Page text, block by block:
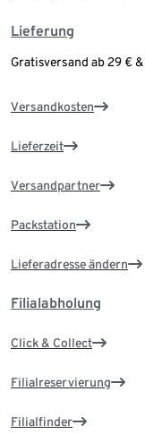
Lieferung
Gratisversand ab 29 €
Versandkosten
Lieferzeit
Versandpartner
Packstation
Lieferadresse ändern
Filialabholung
Click & Collect
Filialreservierung
Filialfinder